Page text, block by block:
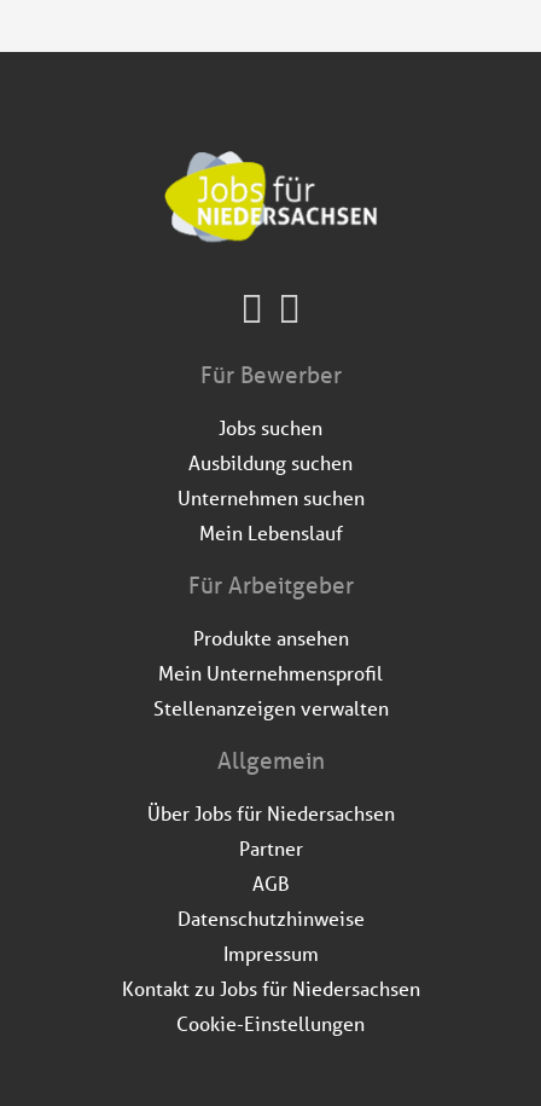
Für Bewerber
Jobs suchen
Ausbildung suchen
Unternehmen suchen
Mein Lebenslauf
Für Arbeitgeber
Produkte ansehen
Mein Unternehmensprofil
Stellenanzeigen verwalten
Allgemein
Über Jobs für Niedersachsen
Partner
AGB
Datenschutzhinweise
Impressum
Kontakt zu Jobs für Niedersachsen
Cookie-Einstellungen